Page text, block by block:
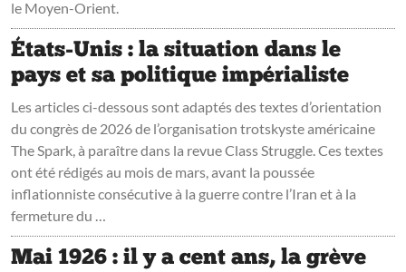
le Moyen-Orient.
États-Unis : la situation dans le
pays et sa politique impérialiste
Les articles ci-dessous sont adaptés des textes d’orientation
du congrès de 2026 de l’organisation trotskyste américaine
The Spark, à paraître dans la revue Class Struggle. Ces textes
ont été rédigés au mois de mars, avant la poussée
inflationniste consécutive à la guerre contre l’Iran et à la
fermeture du …
Mai 1926 : il y a cent ans, la grève